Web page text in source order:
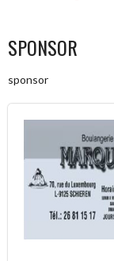
SPONSOR
sponsor